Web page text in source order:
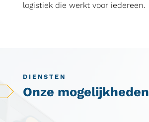
logistiek die werkt voor iedereen.
DIENSTEN
Onze mogelijkheden